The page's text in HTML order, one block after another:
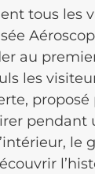
tous les
au
les
proposé
pendant
le